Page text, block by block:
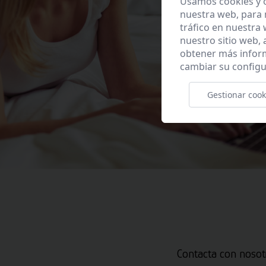
Contacta con
nuestra web, para
tráfico en nuestra
nuestro sitio web,
obtener más
cambiar su
Gestionar